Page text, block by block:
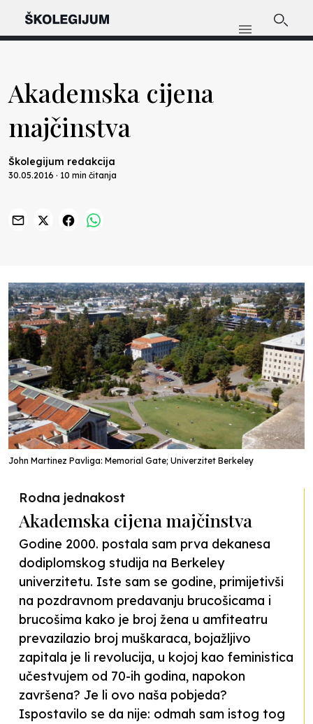
Akademska cijena
majčinstva
Školegijum redakcija
30.05.2016 · 10 min čitanja
John Martinez Pavliga: Memorial Gate; Univerzitet Berkeley
Rodna jednakost
Akademska cijena majčinstva
Godine 2000. postala sam prva dekanesa
dodiplomskog studija na Berkeley
univerzitetu. Iste sam se godine, primijetivši
na pozdravnom predavanju brucošicama i
brucošima kako je broj žena u amfiteatru
prevazilazio broj muškaraca, bojažljivo
zapitala je li revolucija, u kojoj kao feministica
učestvujem od 70-ih godina, napokon
završena? Je li ovo naša pobjeda?
Ispostavilo se da nije: odmah sam istog tog